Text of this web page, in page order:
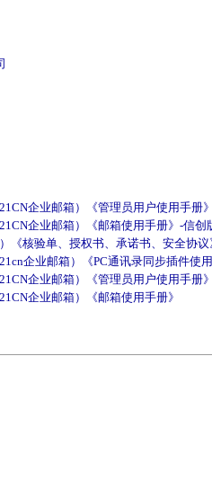
企业邮箱）《管理员用户使用手册
企业邮箱）《邮箱使用手册》-信创
《核验单、授权书、承诺书、安全协议
企业邮箱）《PC通讯录同步插件使
企业邮箱）《管理员用户使用手册
企业邮箱）《邮箱使用手册》